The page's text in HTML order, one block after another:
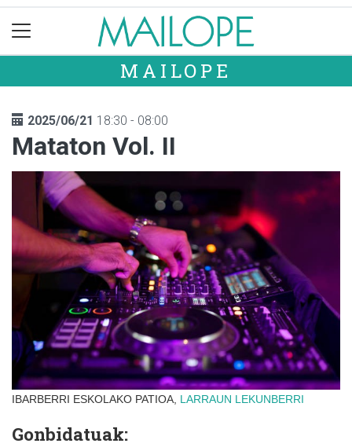
MAILOPE
2025/06/21 18:30 - 08:00
Mataton Vol. II
IBARBERRI ESKOLAKO PATIOA, LARRAUN LEKUNBERRI
Gonbidatuak: